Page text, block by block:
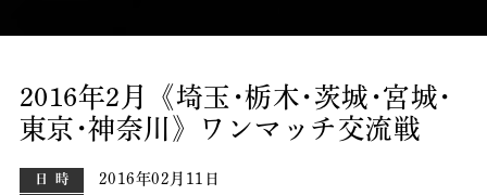
2016年2月《埼玉･栃木･茨城･宮城･
東京･神奈川》ワンマッチ交流戦
日時 2016年02月11日